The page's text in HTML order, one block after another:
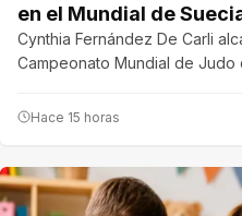
en el Mundial de
Cynthia Fernández De Carli
Campeonato Mundial de
Hace 15 horas